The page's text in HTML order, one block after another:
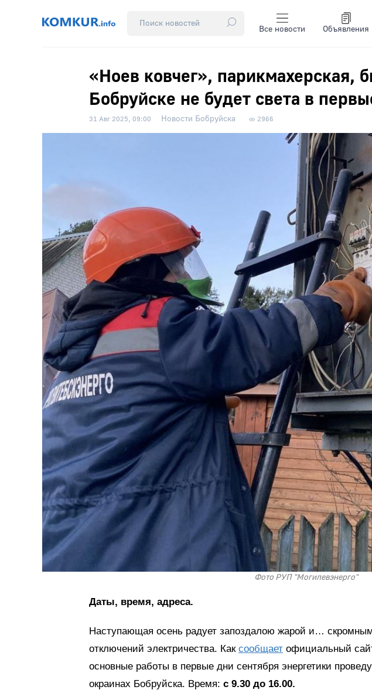
Все новости Объявления
«Ноев ковчег», парикмахерская,
Бобруйске не будет света в
31 Авг 2025, 09:00 Новости Бобруйска 2966
Фото РУП "Могилевэнерго"
Даты, время, адреса.
Наступающая осень радует запоздалою жарой и…
отключений электричества. Как сообщает официальный
основные работы в первые дни сентября энергетики
окраинах Бобруйска. Время: с 9.30 до 16.00.